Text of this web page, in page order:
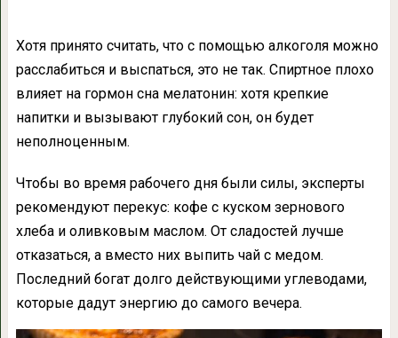
Хотя принято считать, что с помощью алкоголя можно
расслабиться и выспаться, это не так. Спиртное плохо
влияет на гормон сна мелатонин: хотя крепкие
напитки и вызывают глубокий сон, он будет
неполноценным.
Чтобы во время рабочего дня были силы, эксперты
рекомендуют перекус: кофе с куском зернового
хлеба и оливковым маслом. От сладостей лучше
отказаться, а вместо них выпить чай с медом.
Последний богат долго действующими углеводами,
которые дадут энергию до самого вечера.